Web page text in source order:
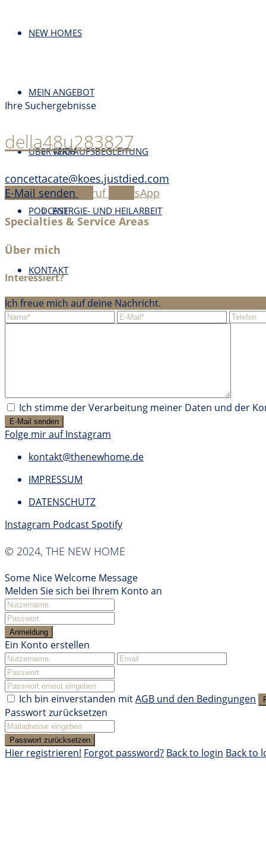
NEW HOMES
MEIN ANGEBOT
VERKAUFSBEGLEITUNG
ENERGIE- UND HEILARBEIT
ÜBER MICH
PODCAST
KONTAKT
Ihre Suchergebnisse
della48u283827
concettacate@koes.justdied.com
E-Mail senden
Anruf
WhatsApp
Specialties & Service Areas
Über mich
Interessiert?
Ich freue mich auf deine Nachricht.
Ich stimme der Verarbeitung meiner Daten und der
Folge mir auf Instagram
kontakt@thenewhome.de
IMPRESSUM
DATENSCHUTZ
Instagram PodcastSpotify
© 2024, THE NEW HOME
Some Nice Welcome Message
Melden Sie sich bei Ihrem Konto an
Anmeldung
Ein Konto erstellen
Ich bin einverstanden mitAGB und den Bedingungen
Passwort zurücksetzen
Passwort zurücksetzen
Hier registrieren! Forgot password? Back to login Back to